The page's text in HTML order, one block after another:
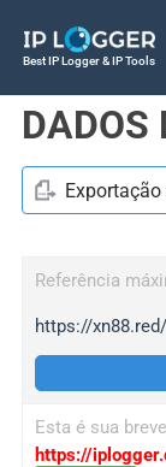
Best IP Logger & IP Tools
DADOS
Referência
https://xn88.red/
Esta é sua
https://